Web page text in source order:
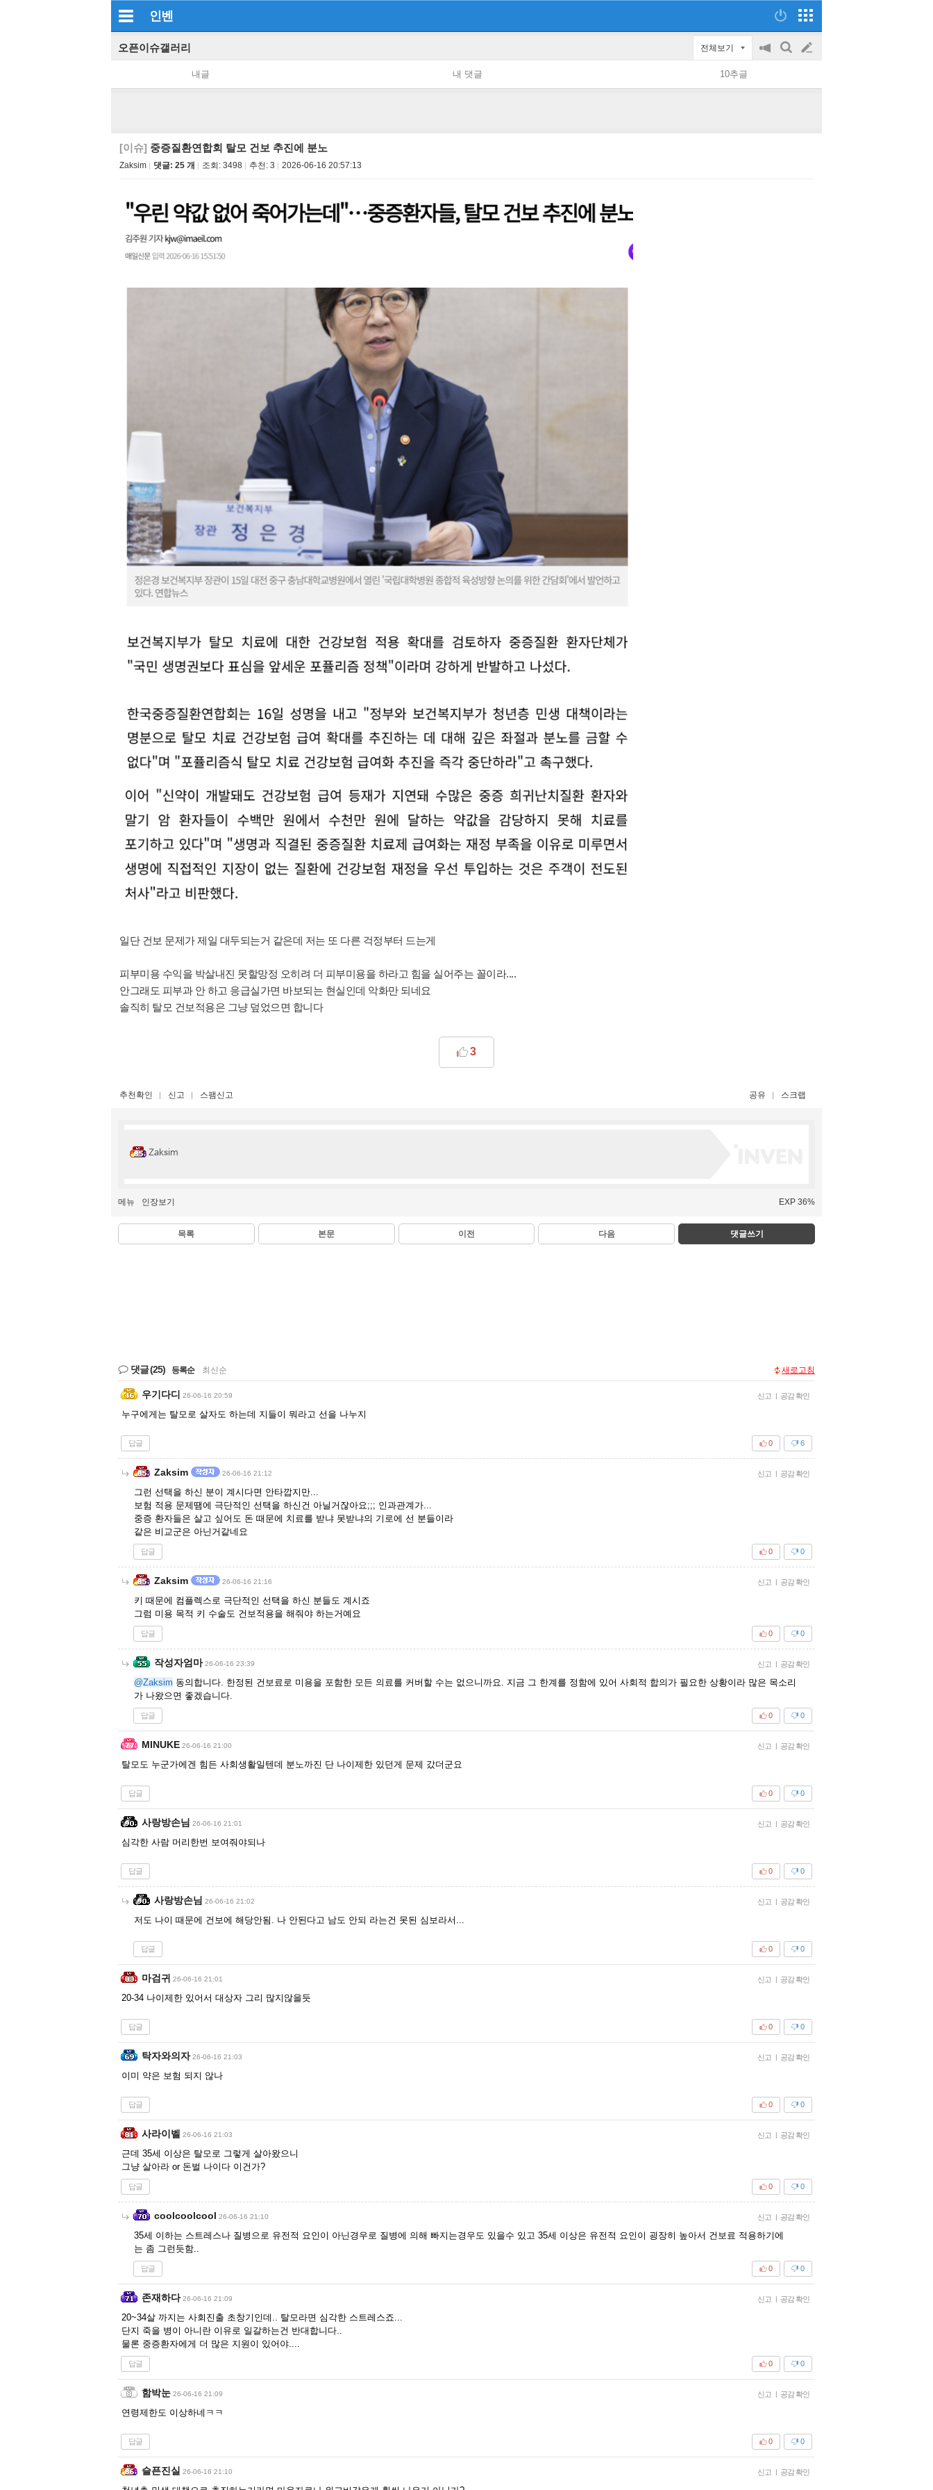
인벤
오픈이슈갤러리 전체보기
공
on/off
검
글
쓰
내글 내 댓글 10추글
[이슈] 중증질환연합회 탈모 건보 추진에 분노
Zaksim 댓글: 25 개 조회: 3498 추천: 3 2026-06-16 20:57:13
일단 건보 문제가 제일 대두되는거 같은데 저는 또 다른 걱정부터 드는게
피부미용 수익을 박살내진 못할망정 오히려 더 피부미용을 하라고 힘을 실어주는 꼴이라....
안그래도 피부과 안 하고 응급실가면 바보되는 현실인데 악화만 되네요
솔직히 탈모 건보적용은 그냥 덮었으면 합니다
3
추천확인 신고 스팸신고 공유 스크랩
Zaksim
메뉴 인장보기 EXP 36%
목록 본문 이전 다음 댓글쓰기
댓글(25) 등록순 최신순 새로고침
우기다디 26-06-16 20:59 신고 | 공감 확인
누구에게는 탈모로 살자도 하는데 지들이 뭐라고 선을 나누지
답글 6
0
Zaksim 26-06-16 21:12 신고 | 공감 확인
그런 선택을 하신 분이 계시다면 안타깝지만...
보험 적용 문제땜에 극단적인 선택을 하신건 아닐거잖아요;;; 인과관계가...
중증 환자들은 살고 싶어도 돈 때문에 치료를 받냐 못받냐의 기로에 선 분들이라
같은 비교군은 아닌거같네요
답글 0
0
Zaksim 26-06-16 21:16 신고 | 공감 확인
키 때문에 컴플렉스로 극단적인 선택을 하신 분들도 계시죠
그럼 미용 목적 키 수술도 건보적용을 해줘야 하는거예요
답글 0
0
작성자엄마 26-06-16 23:39 신고 | 공감 확인
@Zaksim 동의합니다. 한정된 건보료로 미용을 포함한 모든 의료를 커버할 수는 없으니까요. 지금 그 한계를 정함에 있어 사회적 합의가 필요한 상황이라 많은 목소리
가 나왔으면 좋겠습니다.
답글 0
0
MINUKE 26-06-16 21:00 신고 | 공감 확인
탈모도 누군가에겐 힘든 사회생활일텐데 분노까진 단 나이제한 있던게 문제 갔더군요
답글 0
0
사랑방손님 26-06-16 21:01 신고 | 공감 확인
심각한 사람 머리한번 보여줘야되나
답글 0
0
사랑방손님 26-06-16 21:02 신고 | 공감 확인
저도 나이 때문에 건보에 해당안됨. 나 안된다고 남도 안되 라는건 못된 심보라서...
답글 0
0
마검귀 26-06-16 21:01 신고 | 공감 확인
20-34 나이제한 있어서 대상자 그리 많지않을듯
답글 0
0
탁자와의자 26-06-16 21:03 신고 | 공감 확인
이미 약은 보험 되지 않나
답글 0
0
사라이벨 26-06-16 21:03 신고 | 공감 확인
근데 35세 이상은 탈모로 그렇게 살아왔으니
그냥 살아라 or 돈벌 나이다 이건가?
답글 0
0
coolcoolcool 26-06-16 21:10 신고 | 공감 확인
35세 이하는 스트레스나 질병으로 유전적 요인이 아닌경우로 질병에 의해 빠지는경우도 있을수 있고 35세 이상은 유전적 요인이 굉장히 높아서 건보료 적용하기에
는 좀 그런듯함..
답글 0
0
존재하다 26-06-16 21:09 신고 | 공감 확인
20~34살 까지는 사회진출 초창기인데.. 탈모라면 심각한 스트레스죠...
단지 죽을 병이 아니란 이유로 일갈하는건 반대합니다..
물론 중증환자에게 더 많은 지원이 있어야....
답글 0
0
함박눈 26-06-16 21:09 신고 | 공감 확인
연령제한도 이상하네ㅋㅋ
답글 0
0
슬픈진실 26-06-16 21:10 신고 | 공감 확인